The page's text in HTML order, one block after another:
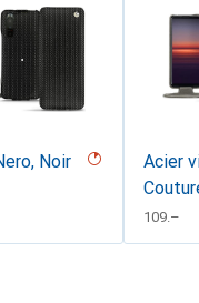
Noir
Acier
CHF
109.–